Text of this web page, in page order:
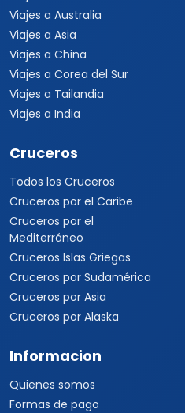
Viajes a Australia
Viajes a Asia
Viajes a China
Viajes a Corea del Sur
Viajes a Tailandia
Viajes a India
Cruceros
Todos los Cruceros
Cruceros por el Caribe
Cruceros por el
Mediterráneo
Cruceros Islas Griegas
Cruceros por Sudamérica
Cruceros por Asia
Cruceros por Alaska
Informacion
Quienes somos
Formas de pago